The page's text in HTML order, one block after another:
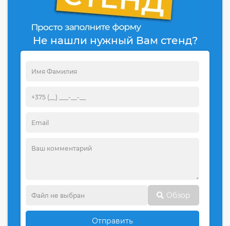
Не нашли нужный Вам стенд?
Обзор
Отправить